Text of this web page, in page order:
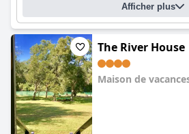
Afficher plus
The River House
Maison de